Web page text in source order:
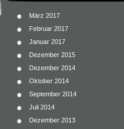
März 2017
Februar 2017
Januar 2017
Dezember 2015
Dezember 2014
Oktober 2014
September 2014
Juli 2014
Dezember 2013